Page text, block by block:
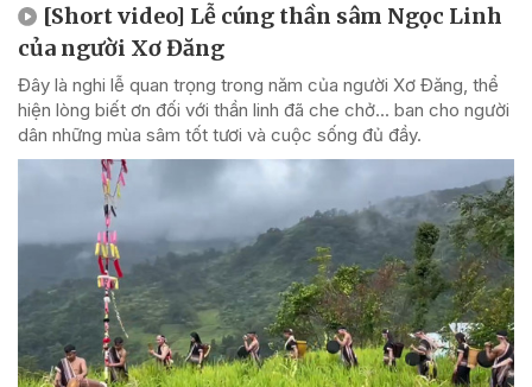
[Short video] Lễ cúng thần sâm Ngọc Linh
của người Xơ Đăng
Đây là nghi lễ quan trọng trong năm của người Xơ Đăng, thể
hiện lòng biết ơn đối với thần linh đã che chở... ban cho người
dân những mùa sâm tốt tươi và cuộc sống đủ đầy.